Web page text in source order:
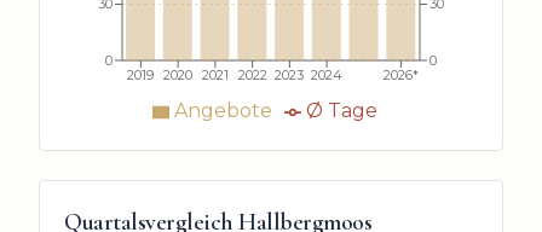
2019 2020 2021 2022 2023 2024 2026*
0
30
0
30
Angebote Ø Tage
Quartalsvergleich Hallbergmoos